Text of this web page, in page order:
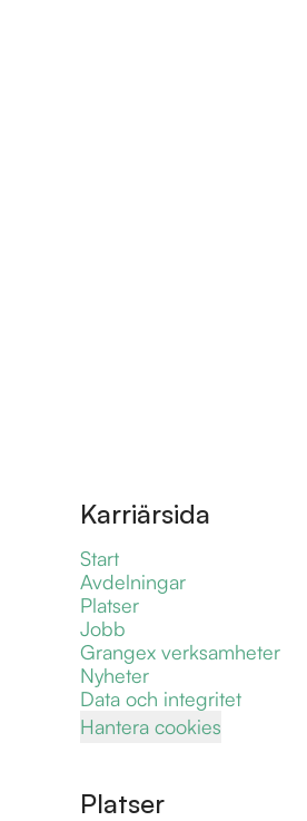
Karriärsida
Start
Avdelningar
Platser
Jobb
Grangex verksamheter
Nyheter
Data och integritet
Hantera cookies
Platser